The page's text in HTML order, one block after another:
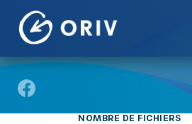
Aller au contenu publications
NOMBRE DE FICHIERS
Panneau de gestion des cookies